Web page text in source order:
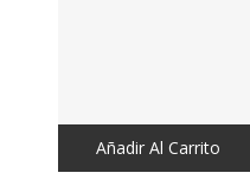
Añadir Al Carrito